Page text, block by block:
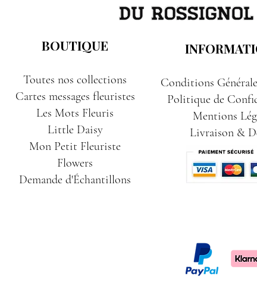
BOUTIQUE
Toutes nos collections
Cartes messages fleuristes
Les Mots Fleuris
Little Daisy
Mon Petit Fleuriste
Flowers
Demande d'Échantillons
Conditions
Politique de
Mentions
Livraison &